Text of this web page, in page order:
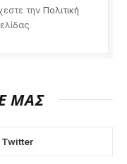
την Πολιτική
ΜΑΣ
Twitter